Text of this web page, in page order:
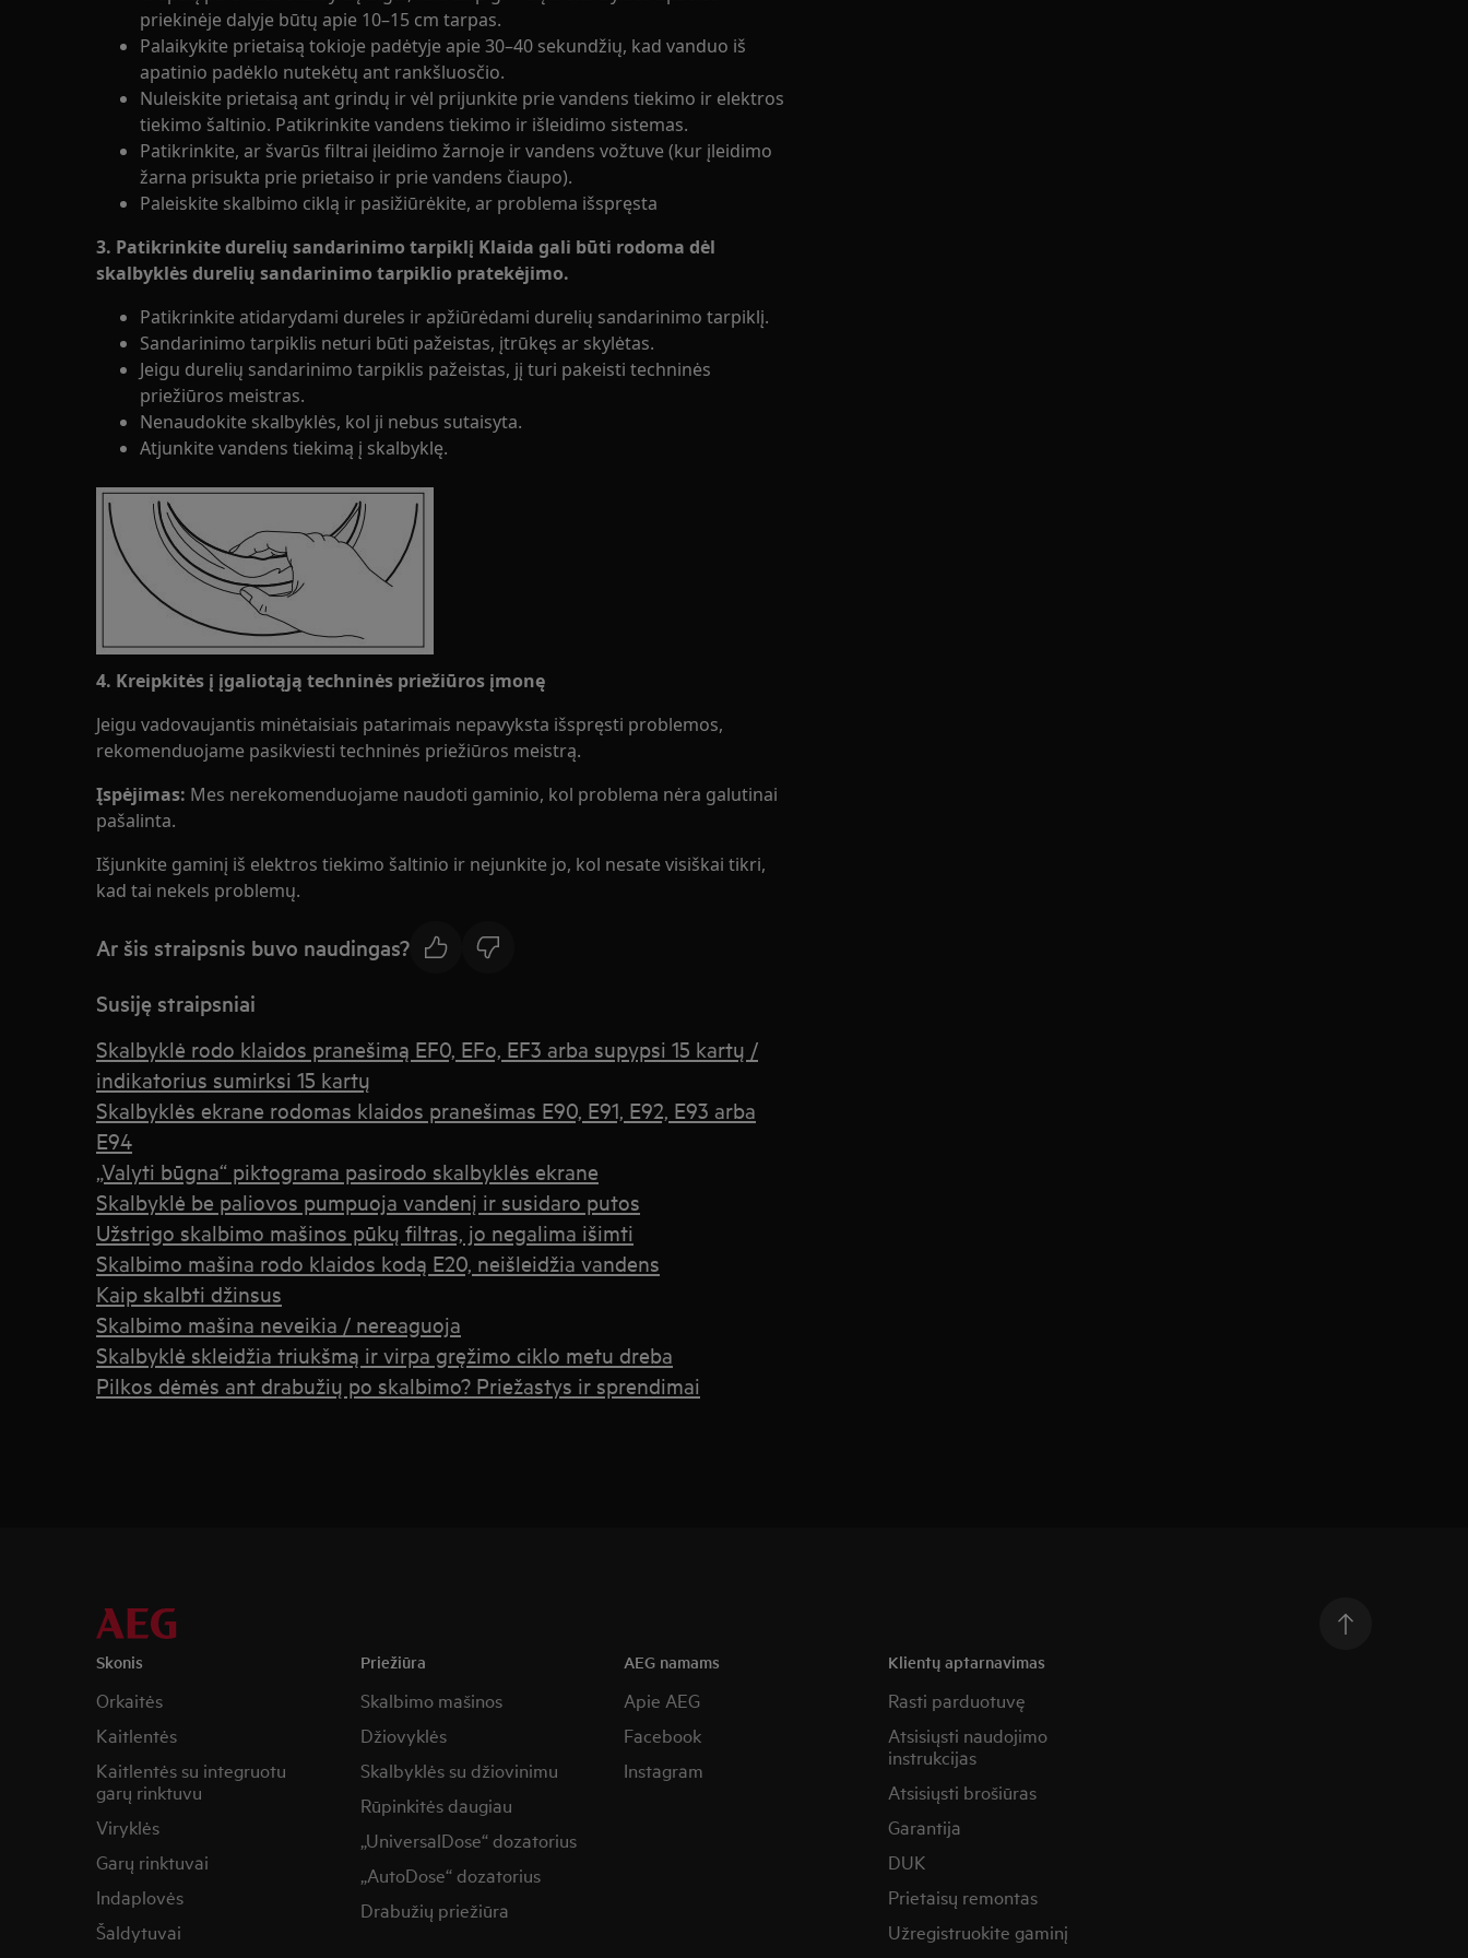
priekinėje dalyje būtų apie 10–15 cm tarpas.
Palaikykite prietaisą tokioje padėtyje apie 30–40 sekundžių, kad vanduo iš
apatinio padėklo nutekėtų ant rankšluosčio.
Nuleiskite prietaisą ant grindų ir vėl prijunkite prie vandens tiekimo ir elektros
tiekimo šaltinio. Patikrinkite vandens tiekimo ir išleidimo sistemas.
Patikrinkite, ar švarūs filtrai įleidimo žarnoje ir vandens vožtuve (kur įleidimo
žarna prisukta prie prietaiso ir prie vandens čiaupo).
Paleiskite skalbimo ciklą ir pasižiūrėkite, ar problema išspręsta
3. Patikrinkite durelių sandarinimo tarpiklį Klaida gali būti rodoma dėl
skalbyklės durelių sandarinimo tarpiklio pratekėjimo.
Patikrinkite atidarydami dureles ir apžiūrėdami durelių sandarinimo tarpiklį.
Sandarinimo tarpiklis neturi būti pažeistas, įtrūkęs ar skylėtas.
Jeigu durelių sandarinimo tarpiklis pažeistas, jį turi pakeisti techninės
priežiūros meistras.
Nenaudokite skalbyklės, kol ji nebus sutaisyta.
Atjunkite vandens tiekimą į skalbyklę.
4. Kreipkitės į įgaliotąją techninės priežiūros įmonę
Jeigu vadovaujantis minėtaisiais patarimais nepavyksta išspręsti problemos,
rekomenduojame pasikviesti techninės priežiūros meistrą.
Įspėjimas: Mes nerekomenduojame naudoti gaminio, kol problema nėra galutinai
pašalinta.
Išjunkite gaminį iš elektros tiekimo šaltinio ir nejunkite jo, kol nesate visiškai tikri,
kad tai nekels problemų.
Ar šis straipsnis buvo naudingas?
Susiję straipsniai
Skalbyklė rodo klaidos pranešimą EF0, EFo, EF3 arba supypsi 15 kartų /
indikatorius sumirksi 15 kartų
Skalbyklės ekrane rodomas klaidos pranešimas E90, E91, E92, E93 arba
E94
„Valyti būgna“ piktograma pasirodo skalbyklės ekrane
Skalbyklė be paliovos pumpuoja vandenį ir susidaro putos
Užstrigo skalbimo mašinos pūkų filtras, jo negalima išimti
Skalbimo mašina rodo klaidos kodą E20, neišleidžia vandens
Kaip skalbti džinsus
Skalbimo mašina neveikia / nereaguoja
Skalbyklė skleidžia triukšmą ir virpa gręžimo ciklo metu dreba
Pilkos dėmės ant drabužių po skalbimo? Priežastys ir sprendimai
Skonis
Orkaitės
Kaitlentės
Kaitlentės su integruotu
garų rinktuvu
Viryklės
Garų rinktuvai
Indaplovės
Šaldytuvai
Priežiūra
Skalbimo mašinos
Džiovyklės
Skalbyklės su džiovinimu
Rūpinkitės daugiau
„UniversalDose“ dozatorius
„AutoDose“ dozatorius
Drabužių priežiūra
AEG namams
Apie AEG
Facebook
Instagram
Klientų aptarnavimas
Rasti parduotuvę
Atsisiųsti naudojimo
instrukcijas
Atsisiųsti brošiūras
Garantija
DUK
Prietaisų remontas
Užregistruokite gaminį